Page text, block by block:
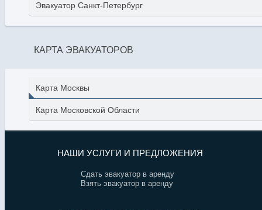
Эвакуатор Санкт-Петербург
КАРТА ЭВАКУАТОРОВ
Карта Москвы
Карта Московской Области
НАШИ УСЛУГИ И ПРЕДЛОЖЕНИЯ
Сдать эвакуатор в аренду
Взять эвакуатор в аренду